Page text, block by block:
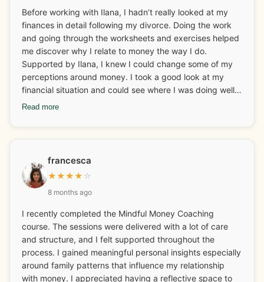
Before working with Ilana, I hadn’t really looked at my
finances in detail following my divorce. Doing the work
and going through the worksheets and exercises helped
me discover why I relate to money the way I do.
Supported by Ilana, I knew I could change some of my
perceptions around money. I took a good look at my
financial situation and could see where I was doing well
and what I needed to look at and adjust. I really enjoyed
some behaviours around finances too which I have stuck
with which I am very happy about! The fear around
money and finances has gone and I have more fun with it
now too. One of my mantras has always been “I will
do” and this has only been reinforced. Ilana is also great
at connecting you with other businesses for collaboration
and networking. The weekly calls are an added bonus
and a lovely way to connect and set goals for the week.
Thank you Ilana!
Read more
francesca
★★★★ ☆
8 months ago
I recently completed the Mindful Money Coaching
course. The sessions were delivered with a lot of care
and structure, and I felt supported throughout the
process. I gained meaningful personal insights especially
around family patterns that influence my relationship
with money. I appreciated having a reflective space to